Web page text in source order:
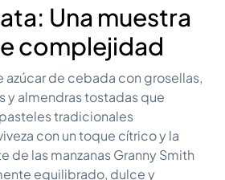
Una muestra
complejidad
azúcar de cebada con grosellas,
y almendras tostadas que
tradicionales
con un toque cítrico y la
de las manzanas Granny Smith
equilibrado, dulce y